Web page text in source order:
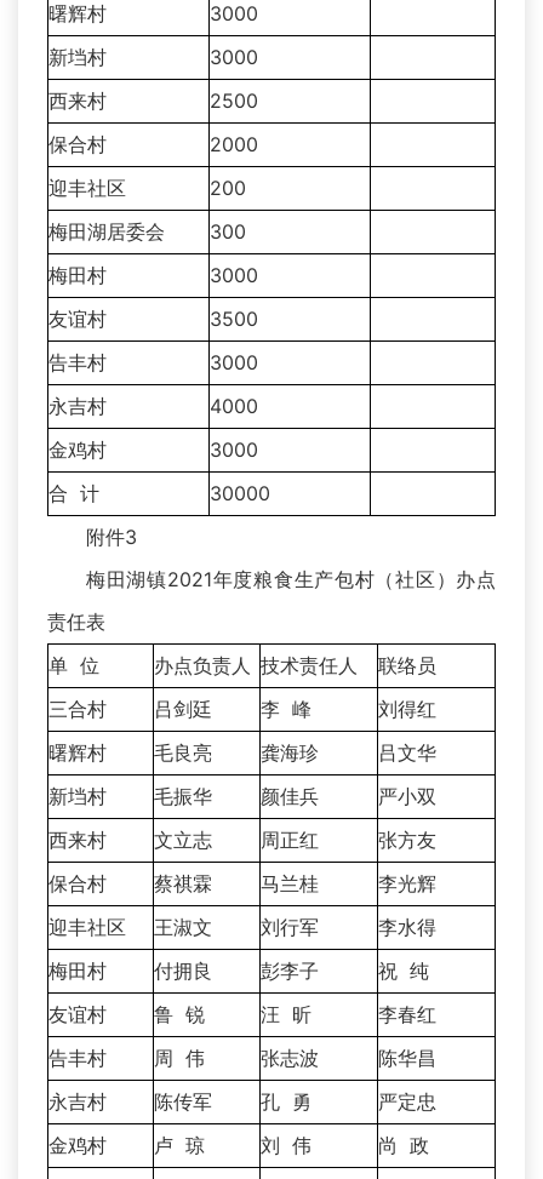
曙辉村
3000
新垱村
3000
西来村
2500
保合村
2000
迎丰社区
200
梅田湖居委会
300
梅田村
3000
友谊村
3500
告丰村
3000
永吉村
4000
金鸡村
3000
合 计
30000
附件3
梅田湖镇2021年度粮食生产包村（社区）办点
责任表
单 位
办点负责人 技术责任人
联络员
三合村
吕剑廷 李 峰
刘得红
曙辉村
毛良亮 龚海珍
吕文华
新垱村
毛振华 颜佳兵
严小双
西来村
文立志 周正红
张方友
保合村
蔡祺霖 马兰桂
李光辉
迎丰社区
王淑文 刘行军
李水得
梅田村
付拥良 彭李子
祝 纯
友谊村
鲁 锐 汪 昕
李春红
告丰村
周 伟 张志波
陈华昌
永吉村
陈传军 孔 勇
严定忠
金鸡村
卢 琼 刘 伟
尚 政